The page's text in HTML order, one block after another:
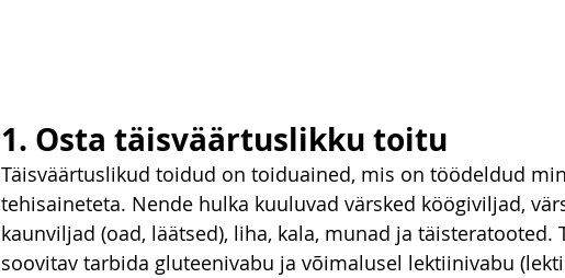
1. Osta täisväärtuslikku toitu
Täisväärtuslikud toidud on toiduained, mis on töödeldud
tehisaineteta. Nende hulka kuuluvad värsked köögiviljad,
kaunviljad (oad, läätsed), liha, kala, munad ja täisteratooted.
soovitav tarbida gluteenivabu ja võimalusel lektiinivabu